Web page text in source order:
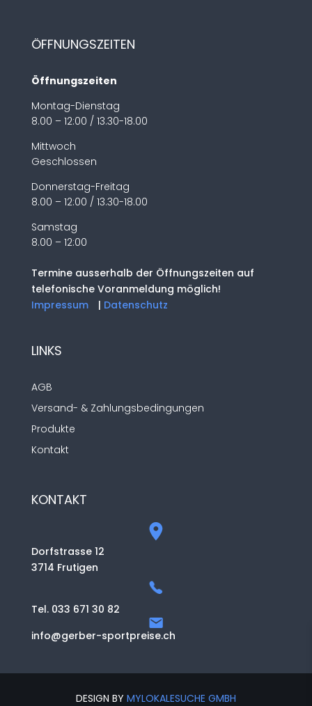
ÖFFNUNGSZEITEN
Öffnungszeiten
Montag-Dienstag
8.00 – 12:00 / 13.30-18.00
Mittwoch
Geschlossen
Donnerstag-Freitag
8.00 – 12:00 / 13.30-18.00
Samstag
8.00 – 12:00
Termine ausserhalb der Öffnungszeiten auf
telefonische Voranmeldung möglich!
Impressum
| Datenschutz
LINKS
AGB
Versand- & Zahlungsbedingungen
Produkte
Kontakt
KONTAKT
Dorfstrasse 12
3714 Frutigen
Tel. 033 671 30 82
info@gerber-sportpreise.ch
DESIGN BY MYLOKALESUCHE GMBH